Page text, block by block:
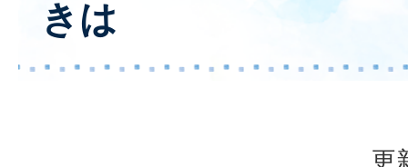
きは
更